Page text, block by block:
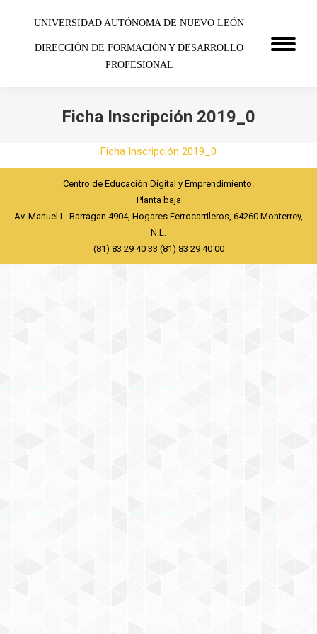
UNIVERSIDAD AUTÓNOMA DE NUEVO LEÓN
DIRECCIÓN DE FORMACIÓN Y DESARROLLO
PROFESIONAL
Ficha Inscripción 2019_0
Ficha Inscripción 2019_0
Centro de Educación Digital y Emprendimiento.
Planta baja
Av. Manuel L. Barragan 4904, Hogares Ferrocarrileros, 64260 Monterrey,
N.L.
(81) 83 29 40 33 (81) 83 29 40 00